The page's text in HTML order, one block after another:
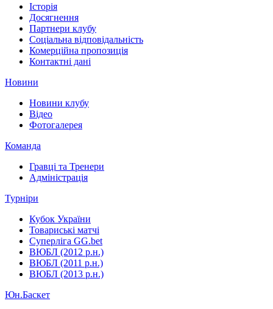
Історія
Досягнення
Партнери клубу
Соціальна відповідальність
Комерційна пропозиція
Контактні дані
Новини
Новини клубу
Відео
Фотогалерея
Команда
Гравці та Тренери
Адміністрація
Турніри
Кубок України
Товариські матчі
Суперліга GG.bet
ВЮБЛ (2012 р.н.)
ВЮБЛ (2011 р.н.)
ВЮБЛ (2013 р.н.)
Юн.Баскет